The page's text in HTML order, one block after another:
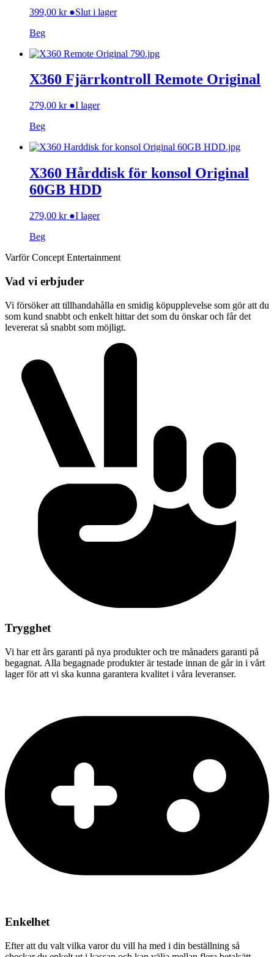
399,00 kr ●Slut i lager
Beg
X360 Fjärrkontroll Remote Original
279,00 kr ●I lager
Beg
X360 Hårddisk för konsol Original
60GB HDD
279,00 kr ●I lager
Beg
Varför Concept Entertainment
Vad vi erbjuder
Vi försöker att tillhandahålla en smidig köpupplevelse som gör att du
som kund snabbt och enkelt hittar det som du önskar och får det
levererat så snabbt som möjligt.
Trygghet
Vi har ett års garanti på nya produkter och tre månaders garanti på
begagnat. Alla begagnade produkter är testade innan de går in i vårt
lager för att vi ska kunna garantera kvalitet i våra leveranser.
Enkelhet
Efter att du valt vilka varor du vill ha med i din beställning så